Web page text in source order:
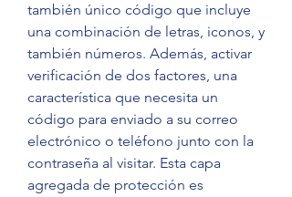
también único código que incluye
una combinación de letras, iconos, y
también números. Además, activar
verificación de dos factores, una
característica que necesita un
código para enviado a su correo
electrónico o teléfono junto con la
contraseña al visitar. Esta capa
agregada de protección es